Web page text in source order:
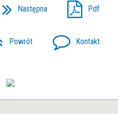
Następna Pdf
Powrót Kontakt